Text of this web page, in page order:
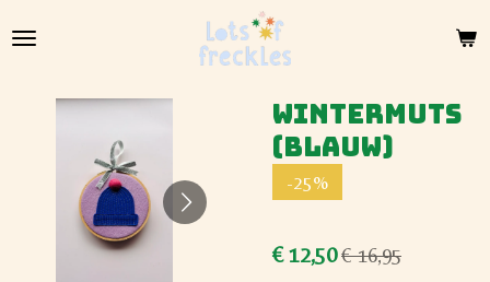
direct
Wintermuts
(blauw)
-25%
€ 12,50€ 16,95